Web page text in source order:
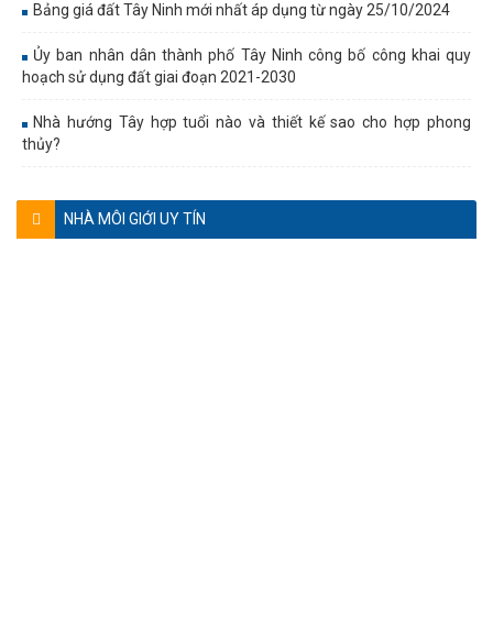
Bảng giá đất Tây Ninh mới nhất áp dụng từ ngày 25/10/2024
Ủy ban nhân dân thành phố Tây Ninh công bố công khai quy
hoạch sử dụng đất giai đoạn 2021-2030
Nhà hướng Tây hợp tuổi nào và thiết kế sao cho hợp phong
thủy?
NHÀ MÔI GIỚI UY TÍN